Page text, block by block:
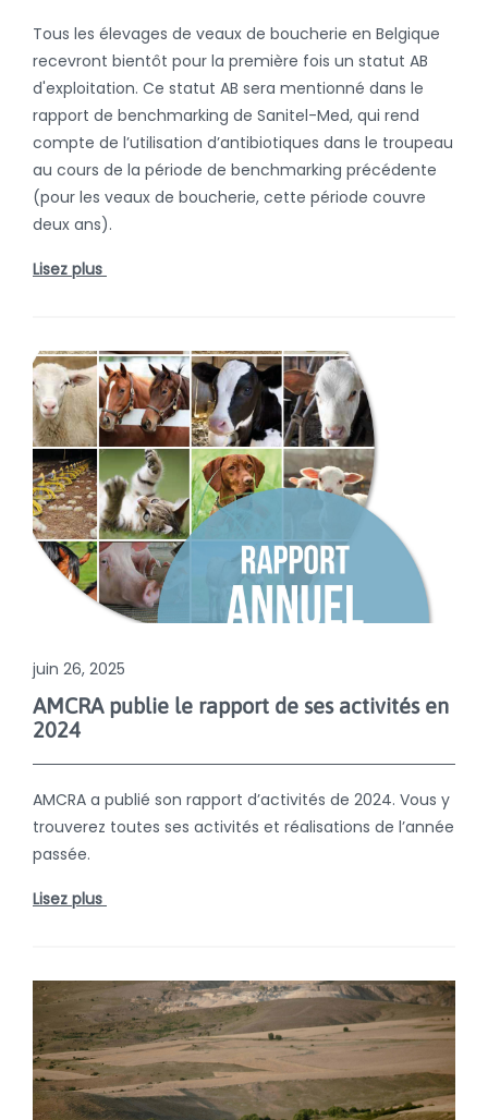
Tous les élevages de veaux de boucherie en Belgique
recevront bientôt pour la première fois un statut AB
d'exploitation. Ce statut AB sera mentionné dans le
rapport de benchmarking de Sanitel-Med, qui rend
compte de l’utilisation d’antibiotiques dans le troupeau
au cours de la période de benchmarking précédente
(pour les veaux de boucherie, cette période couvre
deux ans).
Lisez plus
juin 26, 2025
AMCRA publie le rapport de ses activités en
2024
AMCRA a publié son rapport d’activités de 2024. Vous y
trouverez toutes ses activités et réalisations de l’année
passée.
Lisez plus